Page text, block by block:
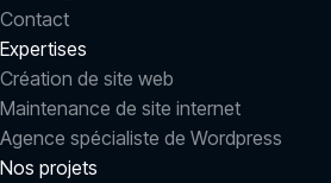
Contact
Expertises
Création de site web
Maintenance de site internet
Agence spécialiste de Wordpress
Nos projets